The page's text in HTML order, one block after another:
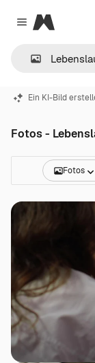
Close menu
Magnific
Ein KI-Bild
Fotos -
Fotos